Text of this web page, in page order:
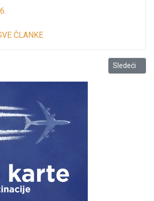
ČLANKE
MZ Spič-Sutomore pisao institucijama!
Sledeći
Sledeći